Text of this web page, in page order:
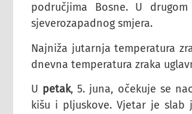
područjima Bosne. U
sjeverozapadnog smjera.
Najniža jutarnja temperatura
dnevna temperatura zraka
U petak, 5. juna, očekuje se
kišu i pljuskove. Vjetar je slab